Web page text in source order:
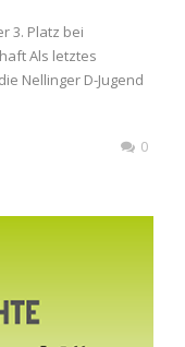
3. Platz bei
Als letztes
Nellinger D-Jugend
0